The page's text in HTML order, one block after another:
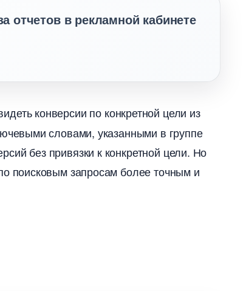
отчетов в рекламной кабинете
конверсии по конкретной цели из
словами, указанными в группе
без привязки к конкретной цели. Но
поисковым запросам более точным и